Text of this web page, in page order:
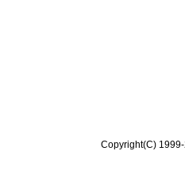
Copyright(C)